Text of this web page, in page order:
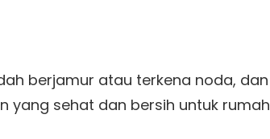
berjamur atau terkena noda, dan
yang sehat dan bersih untuk rumah